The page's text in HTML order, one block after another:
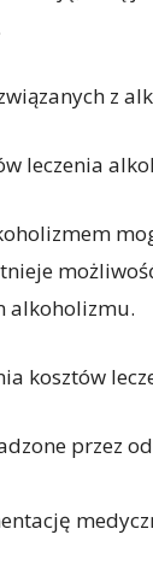
z
leczenia
alkoholizmu.
kosztów
przez